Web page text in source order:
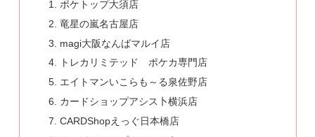
ポケトップ大須店
竜星の嵐名古屋店
magi大阪なんばマルイ店
トレカリミテッド ポケカ専門店
エイトマンいこらも～る泉佐野店
カードショップアシス卜横浜店
CARDShopえっぐ日本橋店